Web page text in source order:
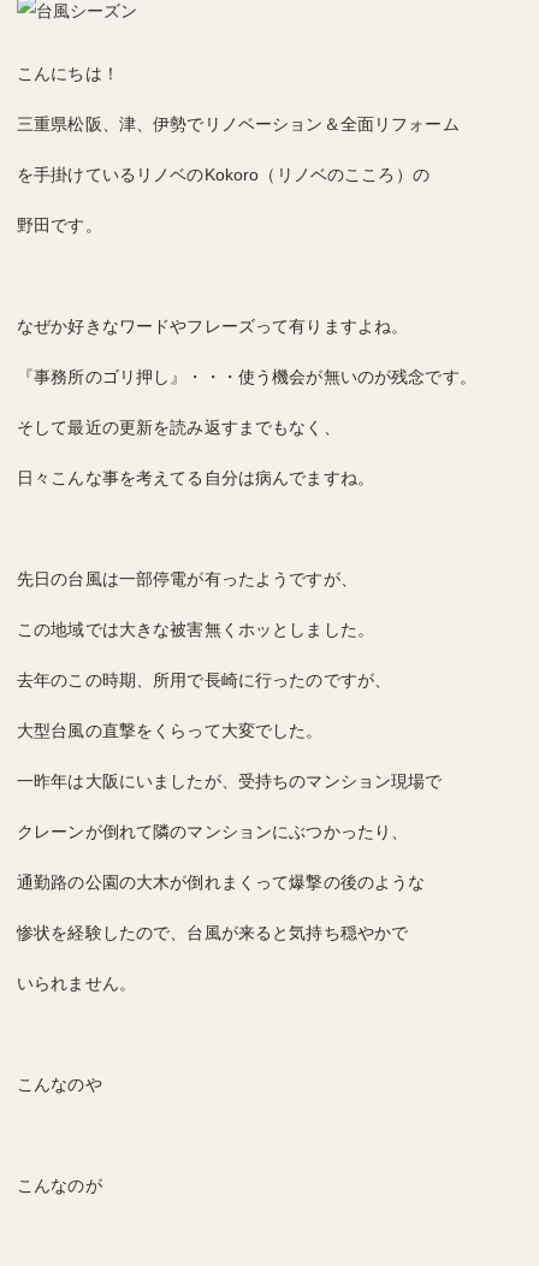
こんにちは！
三重県松阪、津、伊勢でリノベーション＆全面リフォーム
を手掛けているリノベのKokoro（リノベのこころ）の
野田です。
なぜか好きなワードやフレーズって有りますよね。
『事務所のゴリ押し』・・・使う機会が無いのが残念です。
そして最近の更新を読み返すまでもなく、
日々こんな事を考えてる自分は病んでますね。
先日の台風は一部停電が有ったようですが、
この地域では大きな被害無くホッとしました。
去年のこの時期、所用で長崎に行ったのですが、
大型台風の直撃をくらって大変でした。
一昨年は大阪にいましたが、受持ちのマンション現場で
クレーンが倒れて隣のマンションにぶつかったり、
通勤路の公園の大木が倒れまくって爆撃の後のような
惨状を経験したので、台風が来ると気持ち穏やかで
いられません。
こんなのや
こんなのが